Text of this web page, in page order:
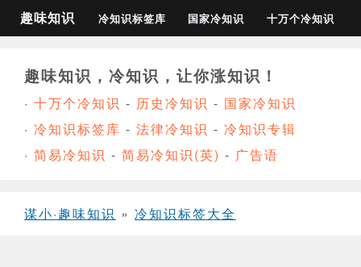
趣味知识 冷知识标签库 国家冷知识 十万个冷知识
趣味知识，冷知识，让你涨知识！
· 十万个冷知识 - 历史冷知识 - 国家冷知识
· 冷知识标签库 - 法律冷知识 - 冷知识专辑
· 简易冷知识 - 简易冷知识(英) - 广告语
谋小·趣味知识 » 冷知识标签大全